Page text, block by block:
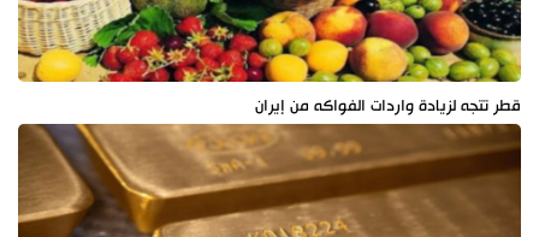
قطر تتجه لزيادة واردات الفواكه من إيران